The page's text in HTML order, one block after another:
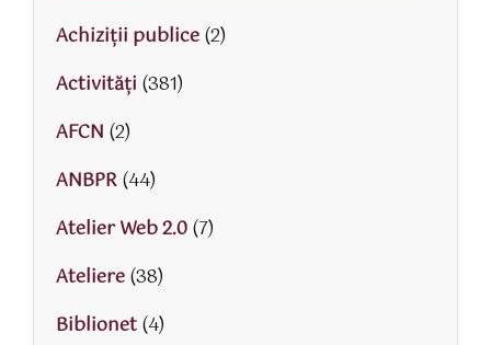
Achiziții publice(2)
Activităţi (381)
AFCN (2)
ANBPR(44)
Atelier Web 2.0(7)
Ateliere(38)
Biblionet(4)